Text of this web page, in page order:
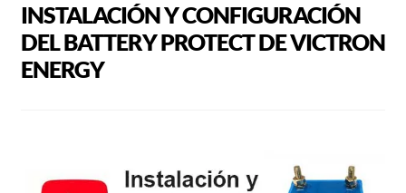
INSTALACIÓN Y CONFIGURACIÓN
DEL BATTERY PROTECT DE VICTRON
ENERGY